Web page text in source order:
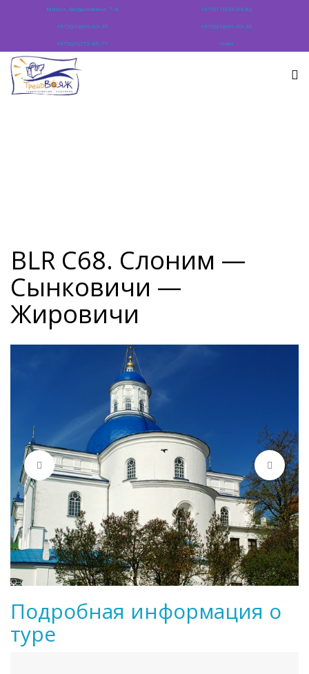
Минск, Богдановича, 7-4, +375(17)334-04-82
+375(29)669-03-39 +375(29)669-03-36
+375(29)772-86-77 Viber
BLR C68. Слоним —
Сынковичи —
Жировичи
Подробная информация о
туре